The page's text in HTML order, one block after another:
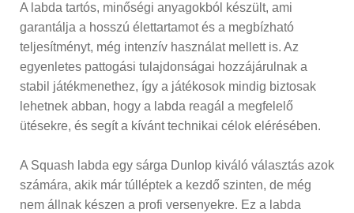
A labda tartós, minőségi anyagokból készült, ami
garantálja a hosszú élettartamot és a megbízható
teljesítményt, még intenzív használat mellett is. Az
egyenletes pattogási tulajdonságai hozzájárulnak a
stabil játékmenethez, így a játékosok mindig biztosak
lehetnek abban, hogy a labda reagál a megfelelő
ütésekre, és segít a kívánt technikai célok elérésében.
A Squash labda egy sárga Dunlop kiváló választás azok
számára, akik már túlléptek a kezdő szinten, de még
nem állnak készen a profi versenyekre. Ez a labda